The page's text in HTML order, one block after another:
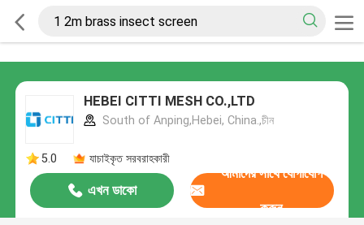
HEBEI CITTI MESH CO.,LTD
South of Anping,Hebei, China.,চীন
5.0 যাচাইকৃত সরবরাহকারী
এখন ডাকো
আমাদের সাথে যোগাযোগ
করুন